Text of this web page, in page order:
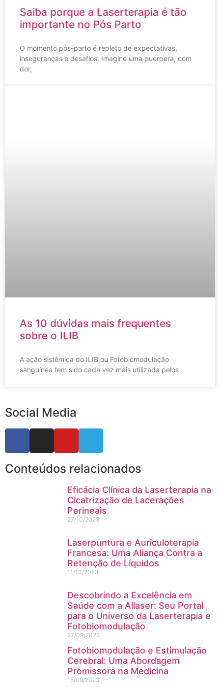
Saiba porque a Laserterapia é tão
importante no Pós Parto
O momento pós-parto é repleto de expectativas,
inseguranças e desafios. Imagine uma puérpera, com
dor,
As 10 dúvidas mais frequentes
sobre o ILIB
A ação sistêmica do ILIB ou Fotobiomodulação
sanguínea tem sido cada vez mais utilizada pelos
Social Media
Conteúdos relacionados
Eficácia Clínica da Laserterapia na
Cicatrização de Lacerações
Perineais
27/10/2023
Laserpuntura e Auriculoterapia
Francesa: Uma Aliança Contra a
Retenção de Líquidos
11/10/2023
Descobrindo a Excelência em
Saúde com a Allaser: Seu Portal
para o Universo da Laserterapia e
Fotobiomodulação
27/09/2023
Fotobiomodulação e Estimulação
Cerebral: Uma Abordagem
Promissora na Medicina
15/09/2023